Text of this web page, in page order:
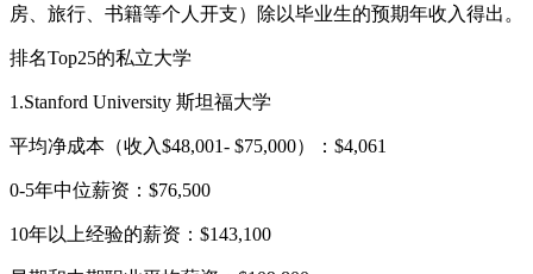
房、旅行、书籍等个人开支）除以毕业生的预期年收入得出。
排名Top25的私立大学
1.Stanford University 斯坦福大学
平均净成本（收入$48,001- $75,000）：$4,061
0-5年中位薪资：$76,500
10年以上经验的薪资：$143,100